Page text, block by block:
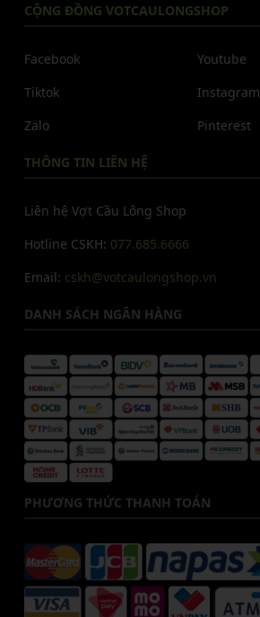
CỘNG ĐỒNG VOTCAULONGSHOP
Facebook
Tiktok
Zalo
Youtube
Instagram
Pinterest
THÔNG TIN LIÊN HỆ
Liên hệ Vợt Cầu Lông Shop
Hotline CSKH: 077.685.6666
Email: cskh@votcaulongshop.vn
DANH SÁCH NGÂN HÀNG
PHƯƠNG THỨC THANH TOÁN